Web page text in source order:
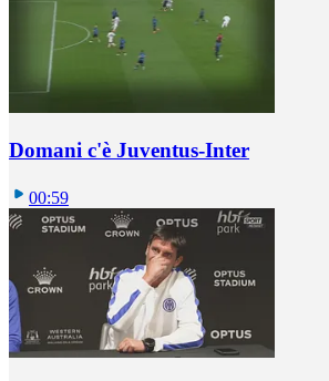
Domani c'è Juventus-Inter
00:59